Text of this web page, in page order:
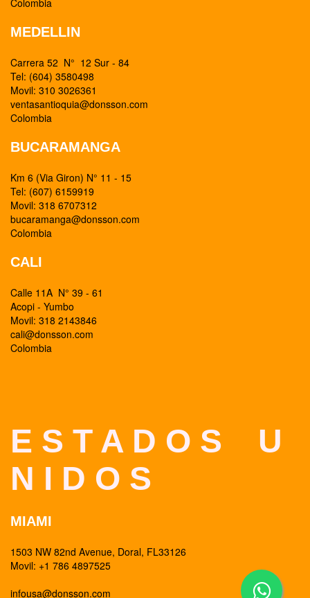
Colombia
MEDELLIN
Carrera 52 N° 12 Sur - 84
Tel: (604) 3580498
Movil: 310 3026361
ventasantioquia@donsson.com
Colombia
BUCARAMANGA
Km 6 (Via Giron) N° 11 - 15
Tel: (607) 6159919
Movil: 318 6707312
bucaramanga@donsson.com
Colombia
CALI
Calle 11A N° 39 - 61
Acopi - Yumbo
Movil: 318 2143846
cali@donsson.com
Colombia
E S T A D O S U
N I D O S
MIAMI
1503 NW 82nd Avenue, Doral, FL33126
Movil: +1 786 4897525
infousa@donsson.com